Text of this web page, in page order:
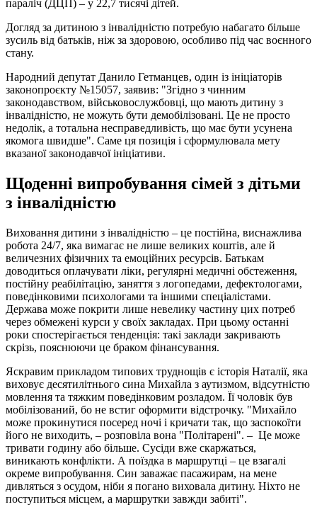
параліч (ДЦП) – у 22,7 тисячі дітей.
Догляд за дитиною з інвалідністю потребую набагато більше
зусиль від батьків, ніж за здоровою, особливо під час воєнного
стану.
Народний депутат Данило Гетманцев, один із ініціаторів
законопроєкту №15057, заявив: "Згідно з чинним
законодавством, військовослужбовці, що мають дитину з
інвалідністю, не можуть бути демобілізовані. Це не просто
недолік, а тотальна несправедливість, що має бути усунена
якомога швидше". Саме ця позиція і сформулювала мету
вказаної законодавчої ініціативи.
Щоденні випробування сімей з дітьми
з інвалідністю
Виховання дитини з інвалідністю – це постійна, виснажлива
робота 24/7, яка вимагає не лише великих коштів, але й
величезних фізичних та емоційних ресурсів. Батькам
доводиться оплачувати ліки, регулярні медичні обстеження,
постійну реабілітацію, заняття з логопедами, дефектологами,
поведінковими психологами та іншими спеціалістами.
Держава може покрити лише невелику частину цих потреб
через обмежені курси у своїх закладах. При цьому останні
роки спостерігається тенденція: такі заклади закривають
скрізь, пояснюючи це браком фінансування.
Яскравим прикладом типових труднощів є історія Наталії, яка
виховує десятилітнього сина Михайла з аутизмом, відсутністю
мовлення та тяжким поведінковим розладом. Її чоловік був
мобілізований, бо не встиг оформити відстрочку. "Михайло
може прокинутися посеред ночі і кричати так, що заспокоїти
його не виходить, – розповіла вона "Політарені". – Це може
тривати годину або більше. Сусіди вже скаржаться,
виникають конфлікти. А поїздка в маршрутці – це взагалі
окреме випробування. Син заважає пасажирам, на мене
дивляться з осудом, ніби я погано виховала дитину. Ніхто не
поступиться місцем, а маршрутки завжди забиті".